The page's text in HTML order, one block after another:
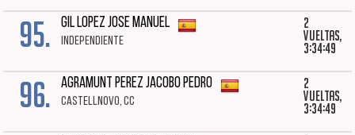
95. GIL LOPEZ JOSE MANUEL
INDEPENDIENTE
2
vueltas,
3:34:49
96. AGRAMUNT PEREZ JACOBO PEDRO
CASTELLNOVO, CC
2
vueltas,
3:34:49